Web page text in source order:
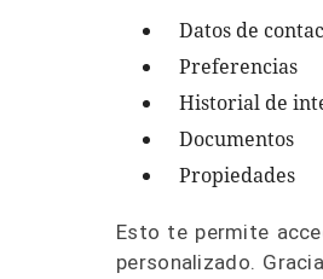
Datos de
Preferencias
Historial de
Documentos
Propiedades
Esto te permite
personalizado.